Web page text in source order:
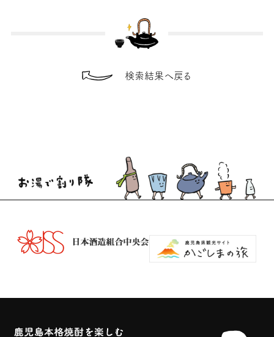
検索結果へ戻る